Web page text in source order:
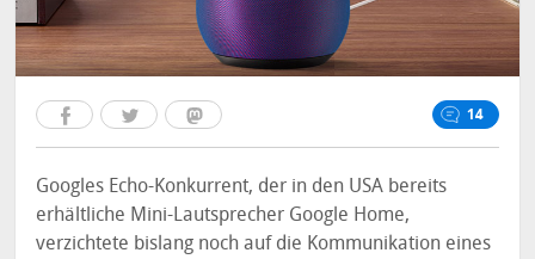
14
Googles Echo-Konkurrent, der in den USA bereits
erhältliche Mini-Lautsprecher Google Home,
verzichtete bislang noch auf die Kommunikation eines